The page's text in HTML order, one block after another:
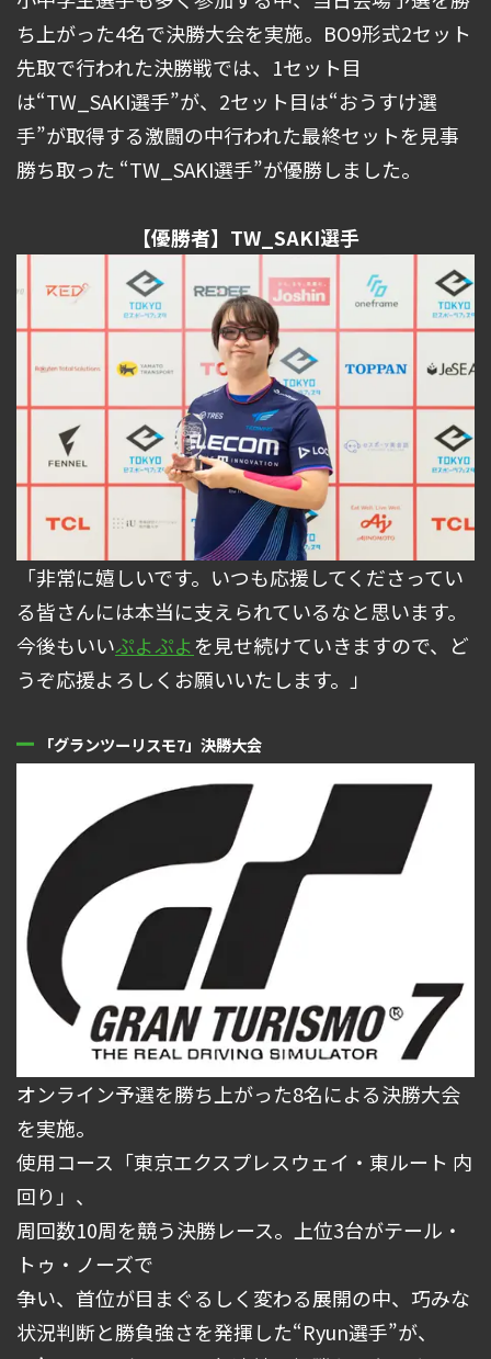
ち上がった4名で決勝大会を実施。BO9形式2セット
先取で行われた決勝戦では、1セット目
は“TW_SAKI選手”が、2セット目は“おうすけ選
手”が取得する激闘の中行われた最終セットを見事
勝ち取った “TW_SAKI選手”が優勝しました。
【優勝者】TW_SAKI選手
「非常に嬉しいです。いつも応援してくださってい
る皆さんには本当に支えられているなと思います。
今後もいいぷよぷよを見せ続けていきますので、ど
うぞ応援よろしくお願いいたします。」
「グランツーリスモ7」決勝大会
オンライン予選を勝ち上がった8名による決勝大会
を実施。
使用コース「東京エクスプレスウェイ・東ルート 内
回り」、
周回数10周を競う決勝レース。上位3台がテール・
トゥ・ノーズで
争い、首位が目まぐるしく変わる展開の中、巧みな
状況判断と勝負強さを発揮した“Ryun選手”が、